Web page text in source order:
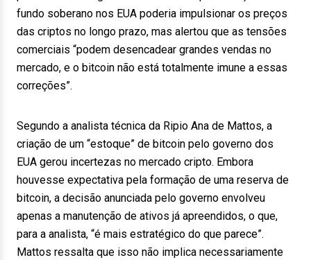
fundo soberano nos EUA poderia impulsionar os preços
das criptos no longo prazo, mas alertou que as tensões
comerciais “podem desencadear grandes vendas no
mercado, e o bitcoin não está totalmente imune a essas
correções”.
Segundo a analista técnica da Ripio Ana de Mattos, a
criação de um “estoque” de bitcoin pelo governo dos
EUA gerou incertezas no mercado cripto. Embora
houvesse expectativa pela formação de uma reserva de
bitcoin, a decisão anunciada pelo governo envolveu
apenas a manutenção de ativos já apreendidos, o que,
para a analista, “é mais estratégico do que parece”.
Mattos ressalta que isso não implica necessariamente